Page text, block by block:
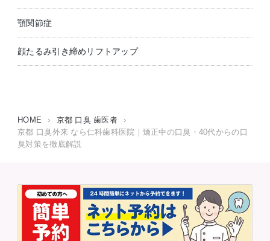
顎関節症
顔たるみ引き締めリフトアップ
HOME › 京都 口臭 歯医者
›
京都 口臭外来 なら仁科歯科医院｜矯正中の口臭・40代からの口
臭対策を徹底解説